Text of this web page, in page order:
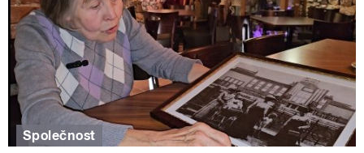
Společnost